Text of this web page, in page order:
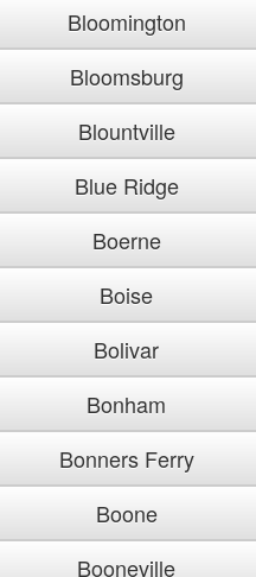
Bloomington
Bloomsburg
Blountville
Blue Ridge
Boerne
Boise
Bolivar
Bonham
Bonners Ferry
Boone
Booneville